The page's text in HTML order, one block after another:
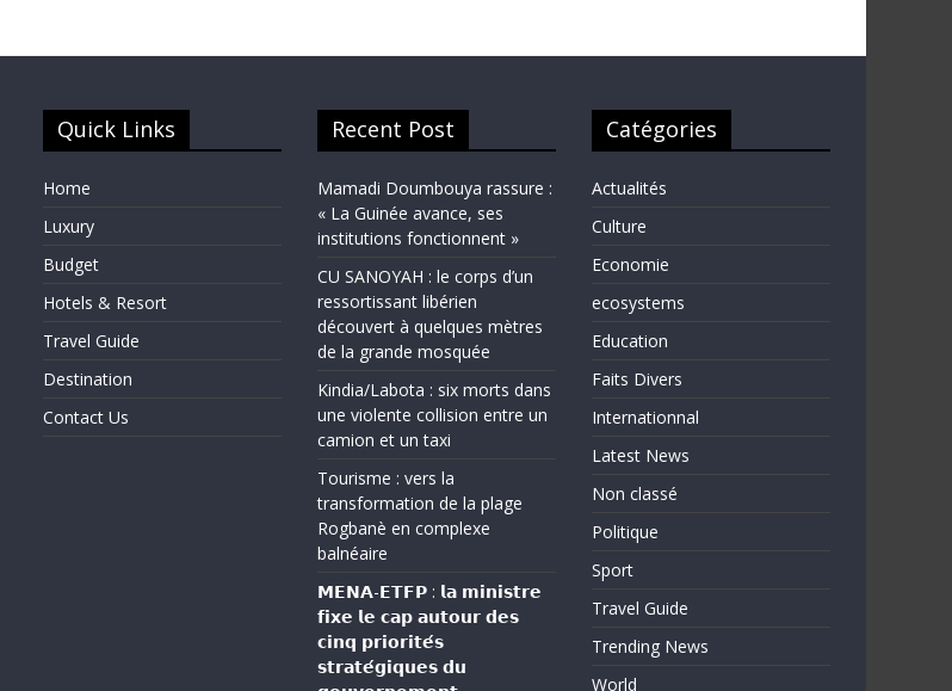
Quick Links
Home
Luxury
Budget
Hotels & Resort
Travel Guide
Destination
Contact Us
Recent Post
Mamadi Doumbouya rassure :
« La Guinée avance, ses
institutions fonctionnent »
CU SANOYAH : le corps d’un
ressortissant libérien
découvert à quelques mètres
de la grande mosquée
Kindia/Labota : six morts dans
une violente collision entre un
camion et un taxi
Tourisme : vers la
transformation de la plage
Rogbanè en complexe
balnéaire
𝗠𝗘𝗡𝗔-𝗘𝗧𝗙𝗣 : 𝗹𝗮 𝗺𝗶𝗻𝗶𝘀𝘁𝗿𝗲
𝗳𝗶𝘅𝗲 𝗹𝗲 𝗰𝗮𝗽 𝗮𝘂𝘁𝗼𝘂𝗿 𝗱𝗲𝘀
𝗰𝗶𝗻𝗾 𝗽𝗿𝗶𝗼𝗿𝗶𝘁𝗲́𝘀
𝘀𝘁𝗿𝗮𝘁𝗲́𝗴𝗶𝗾𝘂𝗲𝘀 𝗱𝘂
Catégories
Actualités
Culture
Economie
ecosystems
Education
Faits Divers
Internationnal
Latest News
Non classé
Politique
Sport
Travel Guide
Trending News
World